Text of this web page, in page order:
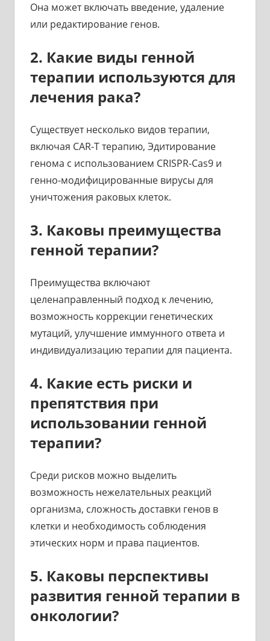
Она может включать введение, удаление
или редактирование генов.
2. Какие виды генной
терапии используются для
лечения рака?
Существует несколько видов терапии,
включая CAR-T терапию, Эдитирование
генома с использованием CRISPR-Cas9 и
генно-модифицированные вирусы для
уничтожения раковых клеток.
3. Каковы преимущества
генной терапии?
Преимущества включают
целенаправленный подход к лечению,
возможность коррекции генетических
мутаций, улучшение иммунного ответа и
индивидуализацию терапии для пациента.
4. Какие есть риски и
препятствия при
использовании генной
терапии?
Среди рисков можно выделить
возможность нежелательных реакций
организма, сложность доставки генов в
клетки и необходимость соблюдения
этических норм и права пациентов.
5. Каковы перспективы
развития генной терапии в
онкологии?